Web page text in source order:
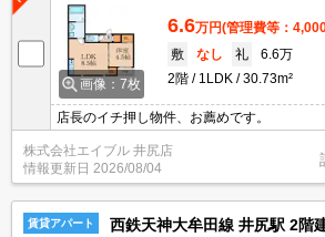
画像：7枚
6.6万円(管理費等：
敷
なし 礼
6.6万
2階
1LDK 30.73m²
店長のイチ押し物件、お薦めです。
株式会社エイブル 井尻店
情報更新日 2026/08/04
賃貸アパート 西鉄天神大牟田線 井尻駅 2階